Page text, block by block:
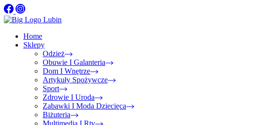
Home
Sklepy
Odzież
Obuwie I Galanteria
Dom I Wnętrze
Artykuły Spożywcze
Sport
Zdrowie I Uroda
Zabawki I Moda Dziecięca
Biżuteria
Multimedia I Rtv